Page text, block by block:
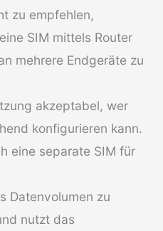
zu empfehlen,
SIM mittels Router
mehrere Endgeräte zu
akzeptabel, wer
konfigurieren kann.
eine separate SIM für
Datenvolumen zu
nutzt das